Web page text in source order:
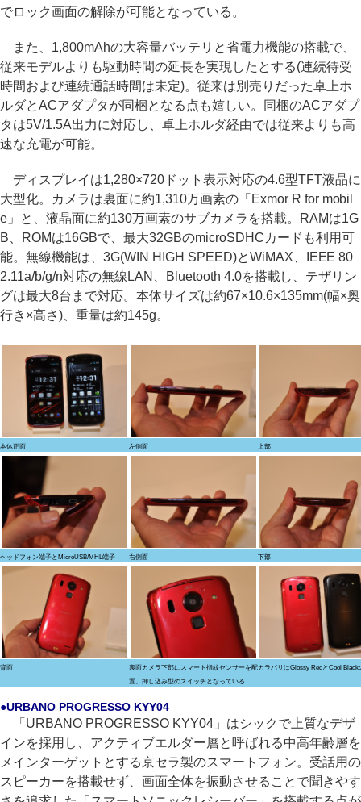
でロック画面の解除が可能となっている。
また、1,800mAhの大容量バッテリと省電力機能の搭載で、
従来モデルよりも駆動時間の延長を実現したとする(連続待受
時間および連続通話時間は未定)。従来は別売りだった卓上ホ
ルダとACアダプタが同梱となる点も嬉しい。同梱のACアダプ
タは5V/1.5A出力に対応し、卓上ホルダ経由では従来よりも高
速な充電が可能。
ディスプレイは1,280×720ドット表示対応の4.6型TFT液晶に
大型化。カメラは裏面に約1,310万画素の「Exmor R for mobil
e」と、液晶面に約130万画素のサブカメラを搭載。RAMは1G
B、ROMは16GBで、最大32GBのmicroSDHCカードも利用可
能。無線機能は、3G(WIN HIGH SPEED)とWiMAX、IEEE 80
2.11a/b/g/n対応の無線LAN、Bluetooth 4.0を搭載し、テザリン
グは最大8台まで対応。本体サイズは約67×10.6×135mm(幅×奥
行き×高さ)、重量は約145g。
本体正面 左側面 上部
ヘッドフォン端子とMicroUSB/MHL端子 右側面 下部
背面
裏面カメラ下部にスマート指紋センサーを配
置。押し込み型のスイッチとなっている
カラバリはGlossy RedとCool Black
●URBANO PROGRESSO KYY04
「URBANO PROGRESSO KYY04」はシックで上質なデザ
インを採用し、アクティブエルダー層と呼ばれる中高年齢層を
メインターゲットとする京セラ製のスマートフォン。受話用の
スピーカーを搭載せず、画面全体を振動させることで聞きやす